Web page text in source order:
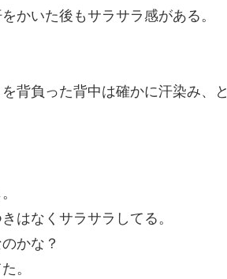
かいた後もサラサラ感がある。
背負った背中は確かに汗染み、と
はなくサラサラしてる。
かな？
。